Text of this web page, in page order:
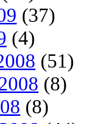
(37)
(4)
(51)
(8)
(8)